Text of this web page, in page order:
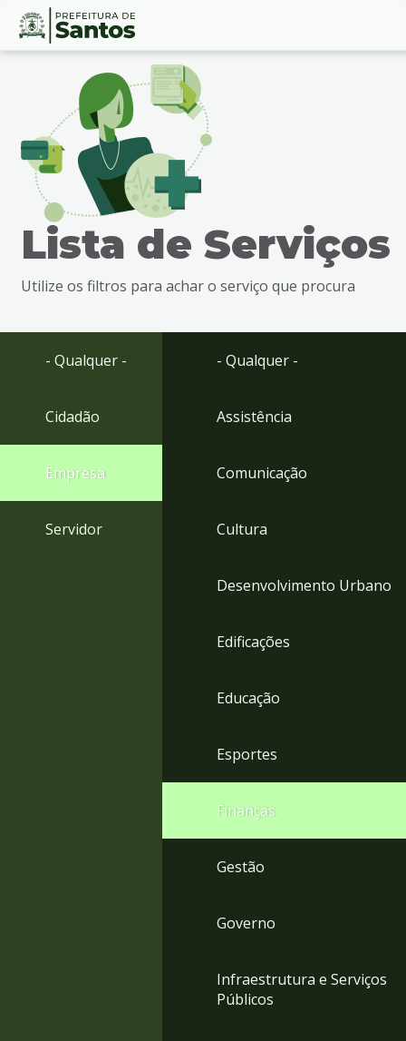
Ir
busca
Ir
Conteúdo
Lista de Serviços
Utilize os filtros para achar o serviço que procura
- Qualquer -
Cidadão
Empresa
Servidor
- Qualquer -
Assistência
Comunicação
Cultura
Desenvolvimento Urbano
Edificações
Educação
Esportes
Finanças
Gestão
Governo
Infraestrutura e Serviços
Públicos